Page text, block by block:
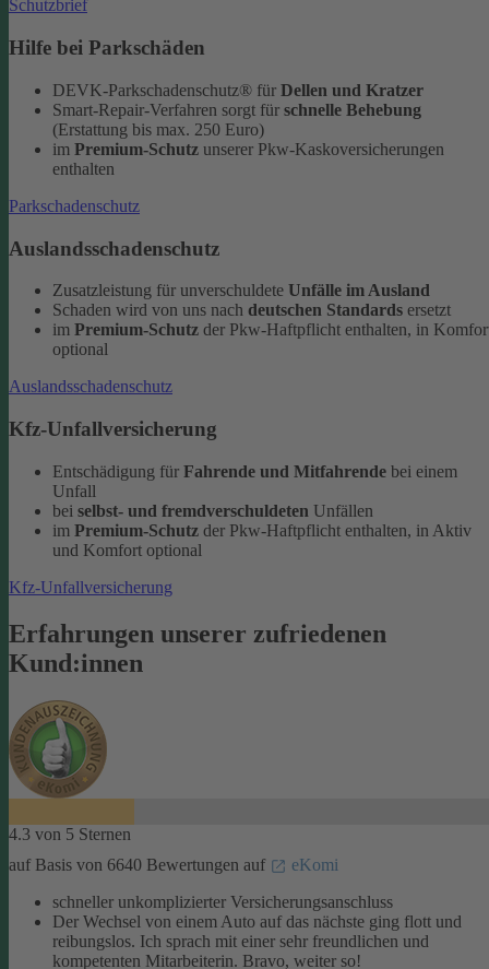
Schutzbrief
Hilfe bei Parkschäden
DEVK-Parkschadenschutz® für Dellen und Kratzer
Smart-Repair-Verfahren sorgt für schnelle Behebung
(Erstattung bis max. 250 Euro)
im Premium-Schutz unserer Pkw-Kaskoversicherungen
enthalten
Parkschadenschutz
Auslandsschadenschutz
Zusatzleistung für unverschuldete Unfälle im Ausland
Schaden wird von uns nach deutschen Standards ersetzt
im Premium-Schutz der Pkw-Haftpflicht enthalten, in
optional
Auslandsschadenschutz
Kfz-Unfallversicherung
Entschädigung für Fahrende und Mitfahrende bei einem
Unfall
bei selbst- und fremdverschuldeten Unfällen
im Premium-Schutz der Pkw-Haftpflicht enthalten, in Aktiv
und Komfort optional
Kfz-Unfallversicherung
Erfahrungen unserer zufriedenen
Kund:innen
4.3 von 5 Sternen
auf Basis von 6640 Bewertungen auf
eKomi
schneller unkomplizierter Versicherungsanschluss
Der Wechsel von einem Auto auf das nächste ging flott und
reibungslos. Ich sprach mit einer sehr freundlichen und
kompetenten Mitarbeiterin. Bravo, weiter so!